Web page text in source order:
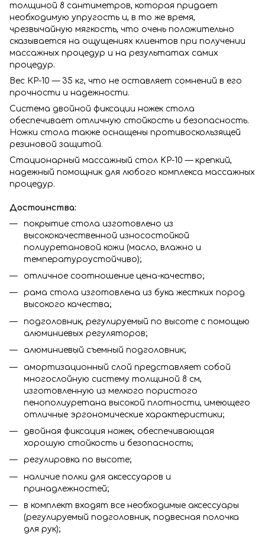
толщиной 8 сантиметров, которая придает
необходимую упругость и, в то же время,
чрезвычайную мягкость, что очень положительно
сказывается на ощущениях клиентов при получении
массажных процедур и на результатах самих
процедур.
Вес КР-10 — 35 кг, что не оставляет сомнений в его
прочности и надежности.
Система двойной фиксации ножек стола
обеспечивает отличную стойкость и безопасность.
Ножки стола также оснащены противоскользящей
резиновой защитой.
Стационарный массажный стол KP-10 — крепкий,
надежный помощник для любого комплекса массажных
процедур.
Достоинства:
покрытие стола изготовлено из
высококачественной износостойкой
полиуретановой кожи (масло, влажно и
температуроустойчиво);
отличное соотношение цена-качество;
рама стола изготовлена из бука жестких пород
высокого качества;
подголовник, регулируемый по высоте с помощью
алюминиевых регуляторов;
алюминиевый съемный подголовник;
амортизационный слой представляет собой
многослойную систему толщиной 8 см,
изготовленную из мелкого пористого
пенополиуретана высокой плотности, имеющего
отличные эргономические характеристики;
двойная фиксация ножек, обеспечивающая
хорошую стойкость и безопасность;
регулировка по высоте;
наличие полки для аксессуаров и
принадлежностей;
в комплект входят все необходимые аксессуары
(регулируемый подголовник, подвесная полочка
для рук);